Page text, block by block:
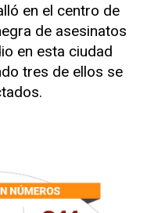
en el centro de
de asesinatos
en esta ciudad
tres de ellos se